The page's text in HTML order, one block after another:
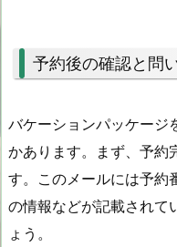
予約後の確認と問
バケーションパッケージ
かあります。まず、予約
す。このメールには予約
の情報などが記載されて
ょう。